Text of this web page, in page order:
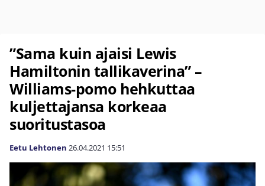
”Sama kuin ajaisi Lewis
Hamiltonin tallikaverina” –
Williams-pomo hehkuttaa
kuljettajansa korkeaa
suoritustasoa
Eetu Lehtonen 26.04.2021 15:51